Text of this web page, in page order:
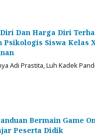
Dan Harga Diri
Psikologis Siswa Kelas
Adi Prastita, Luh Kadek
Bermain Game
Peserta Didik